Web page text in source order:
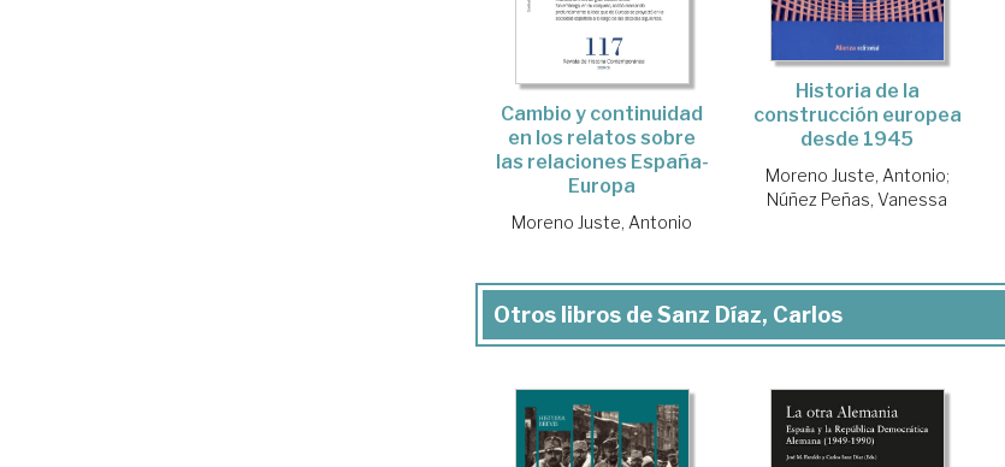
Cambio y continuidad
en los relatos sobre
las relaciones España-
Europa
Moreno Juste, Antonio
Historia de la
construcción europea
desde 1945
Moreno Juste, Antonio;
Núñez Peñas, Vanessa
Otros libros de Sanz Díaz, Carlos